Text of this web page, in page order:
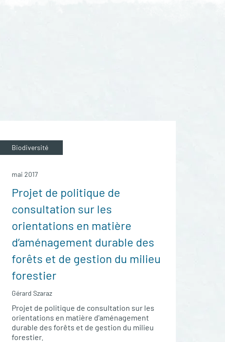
Biodiversité
mai 2017
Projet de politique de
consultation sur les
orientations en matière
d’aménagement durable des
forêts et de gestion du milieu
forestier
Gérard Szaraz
Projet de politique de consultation sur les
orientations en matière d'aménagement
durable des forêts et de gestion du milieu
forestier.